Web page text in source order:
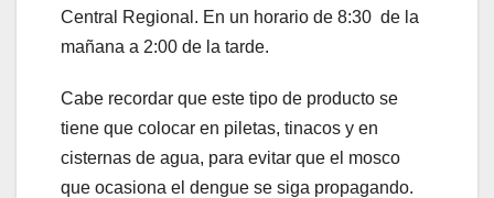
Central Regional. En un horario de 8:30 de la
mañana a 2:00 de la tarde.
Cabe recordar que este tipo de producto se
tiene que colocar en piletas, tinacos y en
cisternas de agua, para evitar que el mosco
que ocasiona el dengue se siga propagando.